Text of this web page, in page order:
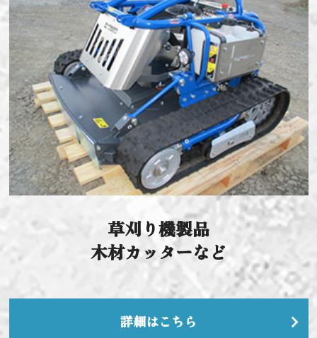
草刈り機製品
木材カッターなど
詳細はこちら